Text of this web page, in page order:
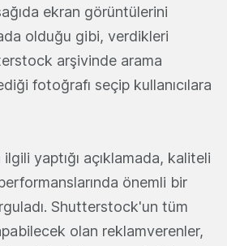
ekran görüntülerini
olduğu gibi, verdikleri
arşivinde arama
fotoğrafı seçip kullanıcılara
yaptığı açıklamada, kaliteli
önemli bir
Shutterstock'un tüm
olan reklamverenler,